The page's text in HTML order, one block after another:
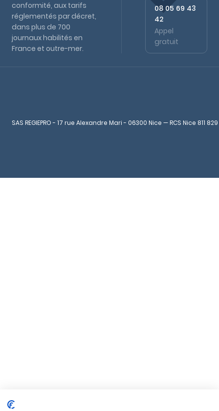
conformité, aux tarifs
réglementés par décret,
dans plus de 700
journaux habilités en
France et outre-mer.
08 05 69 43
42
Appel
gratuit
SAS REGIEPRO - 17 rue Alexandre Mari - 06300 Nice — RCS Nice 811